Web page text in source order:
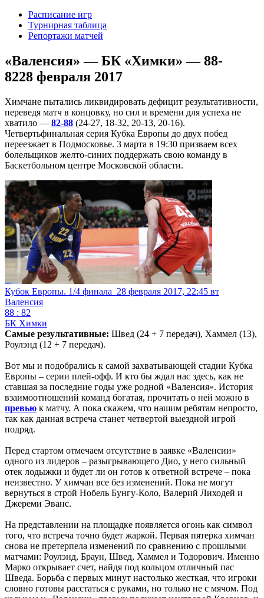
Расписание игр
Турнирная таблица
Репортажи матчей
«Валенсия» — БК «Химки» — 88-
8228 февраля 2017
Химчане пытались ликвидировать дефицит результативности,
переведя матч в концовку, но сил и времени для успеха не
хватило — 82-88 (24-27, 18-32, 20-13, 20-16).
Четвертьфинальная серия Кубка Европы до двух побед
переезжает в Подмосковье. 3 марта в 19:30 призваем всех
болельщиков желто-синих поддержать свою команду в
Баскетбольном центре Московской области.
Кубок Европы. 1/4 финала 28 февраля 2017, 22:45 вт
Валенсия
88 : 82
БК Химки
Самые результативные: Швед (24 + 7 передач), Хаммел (13),
Роулэнд (12 + 7 передач).
Вот мы и подобрались к самой захватывающей стадии Кубка
Европы – серии плей-офф. И кто бы ждал нас здесь, как не
ставшая за последние годы уже родной «Валенсия». История
взаимоотношений команд богатая, прочитать о ней можно в
превью к матчу. А пока скажем, что нашим ребятам непросто,
так как данная встреча станет четвертой выездной игрой
подряд.
Перед стартом отмечаем отсутствие в заявке «Валенсии»
одного из лидеров – разыгрывающего Дио, у него сильный
отек лодыжки и будет ли он готов к ответной встрече – пока
неизвестно. У химчан все без изменений. Пока не могут
вернуться в строй Нобель Бунгу-Коло, Валерий Лиходей и
Джереми Эванс.
На представлении на площадке появляется огонь как символ
того, что встреча точно будет жаркой. Первая пятерка химчан
снова не претерпела изменений по сравнению с прошлыми
матчами: Роулэнд, Браун, Швед, Хаммел и Тодорович. Именно
Марко открывает счет, найдя под кольцом отличный пас
Шведа. Борьба с первых минут настолько жесткая, что игроки
словно готовы расстаться с руками, но только не с мячом. Под